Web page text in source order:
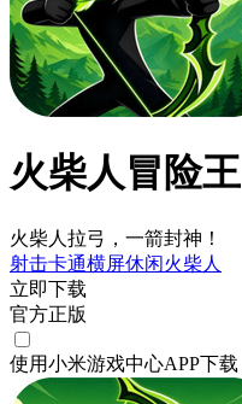
火柴人冒险王
火柴人拉弓，一箭封神！
射击卡通横屏休闲火柴人
立即下载
官方正版
使用小米游戏中心APP下载